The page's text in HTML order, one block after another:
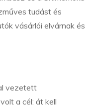
tudást és
vásárlói elvárnak és
vezetett
a cél: át kell